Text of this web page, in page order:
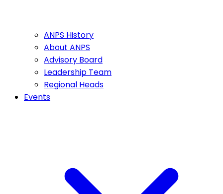
ANPS History
About ANPS
Advisory Board
Leadership Team
Regional Heads
Events